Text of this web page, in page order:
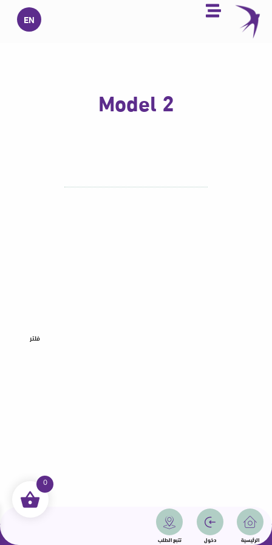
تخطي
المحتوى
EN
الرئيسية دخول تتبع الطلب
Model 2
فلتر
جميع الحقوق محفوظة | سمامة 2025 | دولة قطر
0